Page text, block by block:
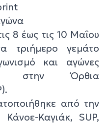
8 έως τις 10 Μαΐου
τριήμερο γεμάτο
και αγώνες
στην Όρθια
από την
Καγιάκ, SUP,